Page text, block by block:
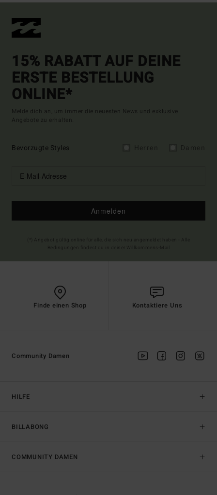
15% RABATT AUF DEINE
ERSTE BESTELLUNG
ONLINE*
Melde dich an, um immer die neuesten News und exklusive
Angebote zu erhalten.
Bevorzugte Styles
Anmelden
Finde einen Shop Kontaktiere Uns
HILFE
BILLABONG
Community Damen
COMMUNITY DAMEN